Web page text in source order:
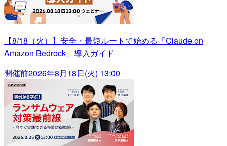
【8/18（火）】安全・最短ルートで始める「Claude on
Amazon Bedrock」導入ガイド
開催前2026年8月18日(火) 13:00